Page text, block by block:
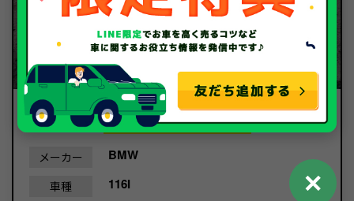
買取金額40.6万円
メーカー BMW
車種 116I ✕